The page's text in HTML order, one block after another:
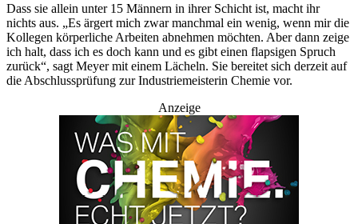
Dass sie allein unter 15 Männern in ihrer Schicht ist, macht ihr
nichts aus. „Es ärgert mich zwar manchmal ein wenig, wenn mir die
Kollegen körperliche Arbeiten abnehmen möchten. Aber dann zeige
ich halt, dass ich es doch kann und es gibt einen flapsigen Spruch
zurück“, sagt Meyer mit einem Lächeln. Sie bereitet sich derzeit auf
die Abschlussprüfung zur Industriemeisterin Chemie vor.
Anzeige